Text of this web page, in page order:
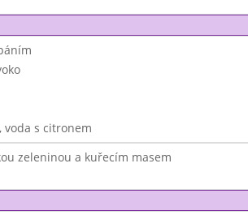
voda s citronem
zeleninou a kuřecím masem